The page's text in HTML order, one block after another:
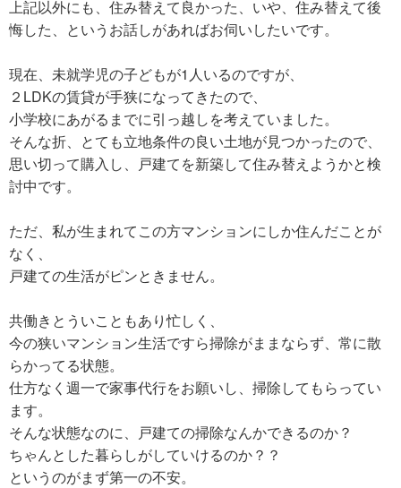
上記以外にも、住み替えて良かった、いや、住み替えて後
悔した、というお話しがあればお伺いしたいです。
現在、未就学児の子どもが1人いるのですが、
２LDKの賃貸が手狭になってきたので、
小学校にあがるまでに引っ越しを考えていました。
そんな折、とても立地条件の良い土地が見つかったので、
思い切って購入し、戸建てを新築して住み替えようかと検
討中です。
ただ、私が生まれてこの方マンションにしか住んだことが
なく、
戸建ての生活がピンときません。
共働きとういこともあり忙しく、
今の狭いマンション生活ですら掃除がままならず、常に散
らかってる状態。
仕方なく週一で家事代行をお願いし、掃除してもらってい
ます。
そんな状態なのに、戸建ての掃除なんかできるのか？
ちゃんとした暮らしがしていけるのか？？
というのがまず第一の不安。